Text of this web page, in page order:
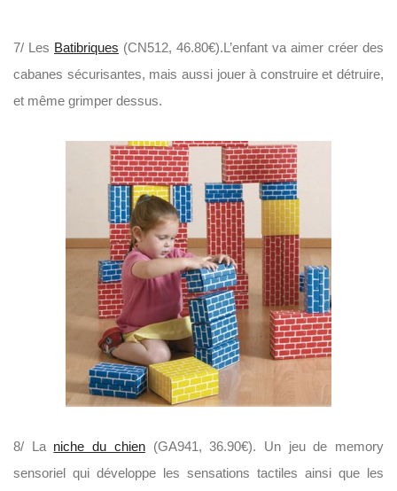
7/ Les Batibriques (CN512, 46.80€).L’enfant va aimer créer des
cabanes sécurisantes, mais aussi jouer à construire et détruire,
et même grimper dessus.
8/ La niche du chien(GA941, 36.90€). Un jeu de memory
sensoriel qui développe les sensations tactiles ainsi que les